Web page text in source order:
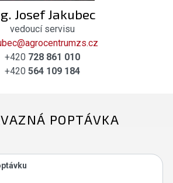
Josef Jakubec
vedoucí servisu
+420 728 861 010
+420 564 109 184
POPTÁVKA